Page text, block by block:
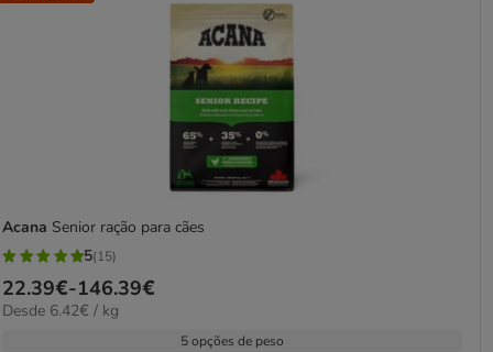
Acana Senior ração para cães
5
estrelas
com
5(15)
Preço
de
22.39€-146.39€
6.42€
Desde 6.42€ / kg
5 opções de peso